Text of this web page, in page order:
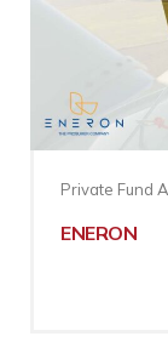
Private Fund
ENERON